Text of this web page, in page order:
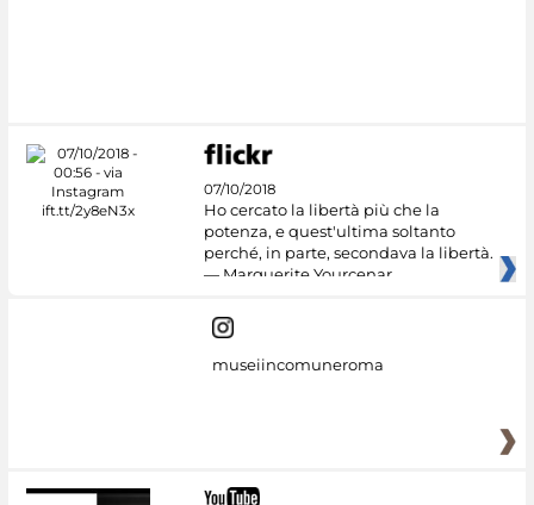
07/10/2018
Ho cercato la libertà più che la
potenza, e quest'ultima soltanto
perché, in parte, secondava la libertà.
— Marguerite Yourcenar
museiincomuneroma